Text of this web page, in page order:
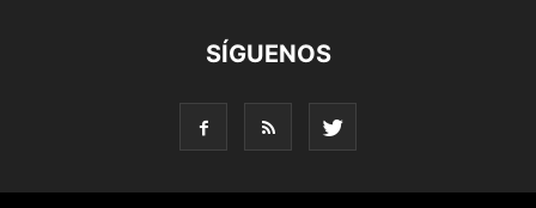
SÍGUENOS